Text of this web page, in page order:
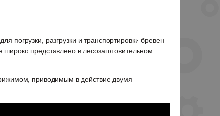
погрузки, разгрузки и транспортировки бревен
представлено в лесозаготовительном
приводимым в действие двумя